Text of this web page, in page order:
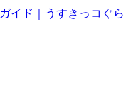
イド｜うすきっコぐら